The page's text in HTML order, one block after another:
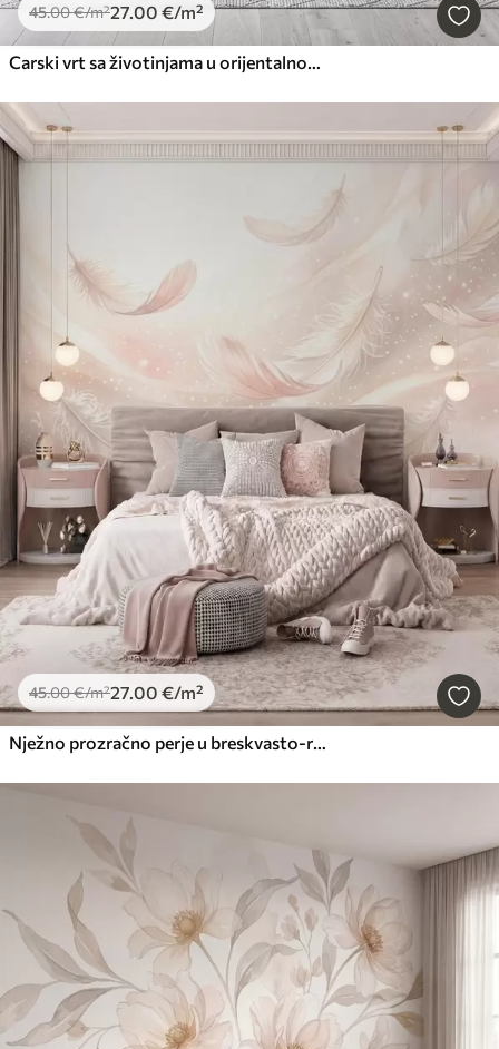
45.00€/m²27.00 €/m²
Carski vrt sa životinjama u orijentalnom stilu - majmunom, leopardom, tigrom, paunom i čapljom
45.00€/m²27.00 €/m²
Nježno prozračno perje u breskvasto-ružičastoj izmaglici sa svjetlucavim efektom